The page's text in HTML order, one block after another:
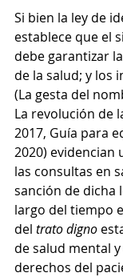
Si bien la ley de
establece que el
debe garantizar
de la salud; y los
(La gesta del
La revolución de
2017, Guía para
2020) evidencian
las consultas en
sanción de dicha
largo del tiempo
del trato digno
de salud mental
derechos del